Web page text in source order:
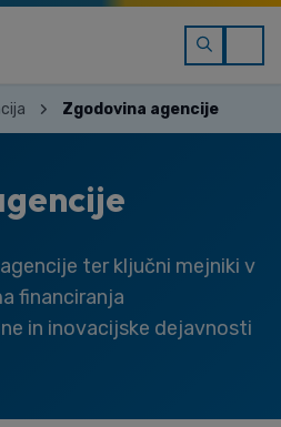
Zgodovina agencije
ter ključni mejniki v
financiranja
in inovacijske dejavnosti